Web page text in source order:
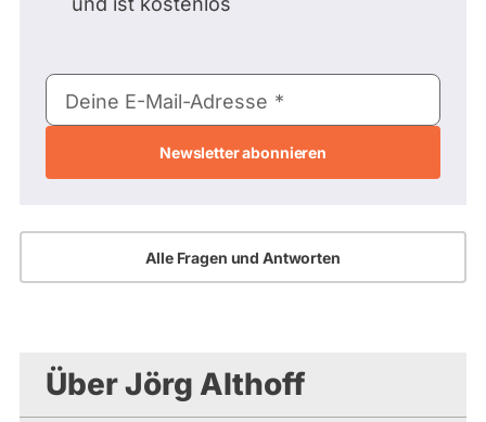
E-
Mail-
Deine E-Mail-Adresse
Alle Fragen und Antworten
Über Jörg Althoff